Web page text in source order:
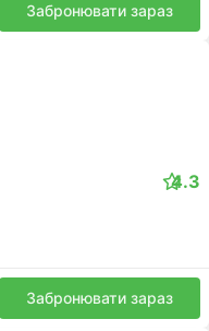
Забронювати зараз
4.3
Забронювати зараз